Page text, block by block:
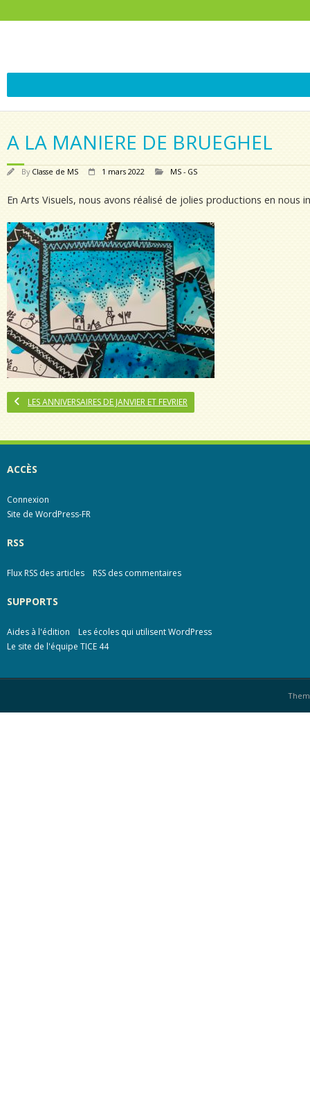
A LA MANIERE DE BRUEGHEL
By Classe de MS 1 mars 2022 MS - GS
En Arts Visuels, nous avons réalisé de jolies productions en
LES ANNIVERSAIRES DE JANVIER ET FEVRIER
ACCÈS
Connexion
Site de WordPress-FR
RSS
Flux RSS des articles RSS des commentaires
SUPPORTS
Aides à l'édition
Les écoles qui utilisent WordPress
Le site de l'équipe TICE 44